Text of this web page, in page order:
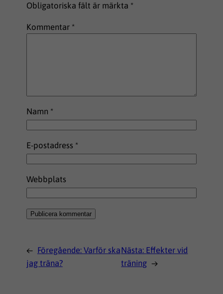
Obligatoriska fält är märkta *
Kommentar *
Namn *
E-postadress *
Webbplats
← Föregående: Varför ska
jag träna?
Nästa: Effekter vid
träning →